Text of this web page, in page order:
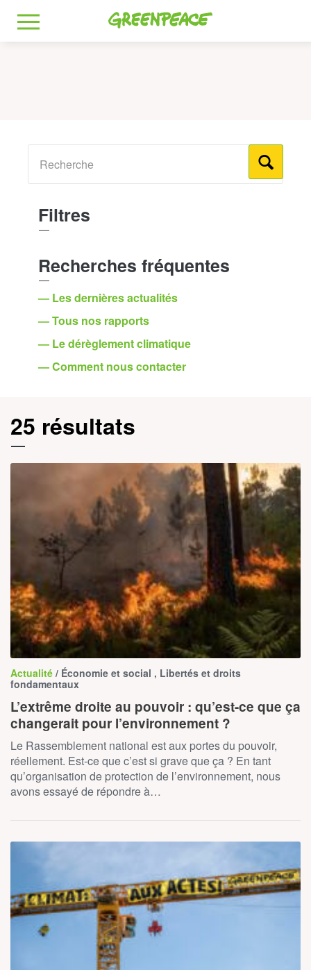
Greenpeace
MENU
Filtres
Recherches fréquentes
— Les dernières actualités
— Tous nos rapports
— Le dérèglement climatique
— Comment nous contacter
25 résultats
Actualité / Économie et social , Libertés et droits
fondamentaux
L’extrême droite au pouvoir : qu’est-ce que ça
changerait pour l’environnement ?
Le Rassemblement national est aux portes du pouvoir,
réellement. Est-ce que c’est si grave que ça ? En tant
qu’organisation de protection de l’environnement, nous
avons essayé de répondre à…